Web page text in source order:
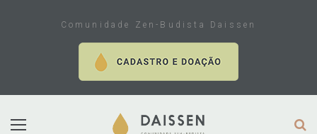
Comunidade Zen-Budista Daissen